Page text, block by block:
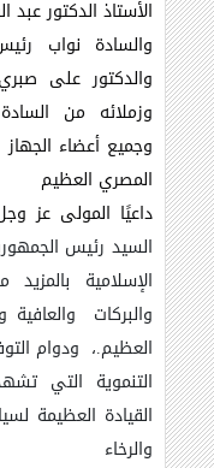
الأستاذ الدكتور
والسادة نواب
والدكتور على
وزملائه من
وجميع أعضاء
المصري العظيم
داعيًا المولى عز
السيد رئيس
الإسلامية
والبركات والعافية
العظيم.، ودوام
التنموية التي
القيادة العظيمة
والرخاء